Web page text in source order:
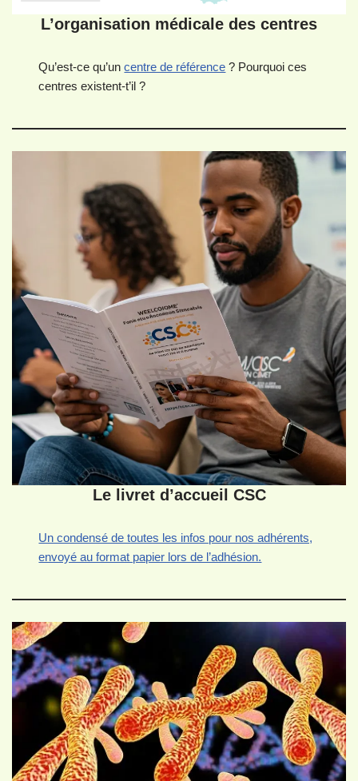
L’organisation médicale des centres
Qu’est-ce qu’uncentre de référence ? Pourquoi ces
centres existent-t’il ?
Le livret d’accueil CSC
Un condensé de toutes les infos pour nos adhérents,
envoyé au format papier lors de l’adhésion.